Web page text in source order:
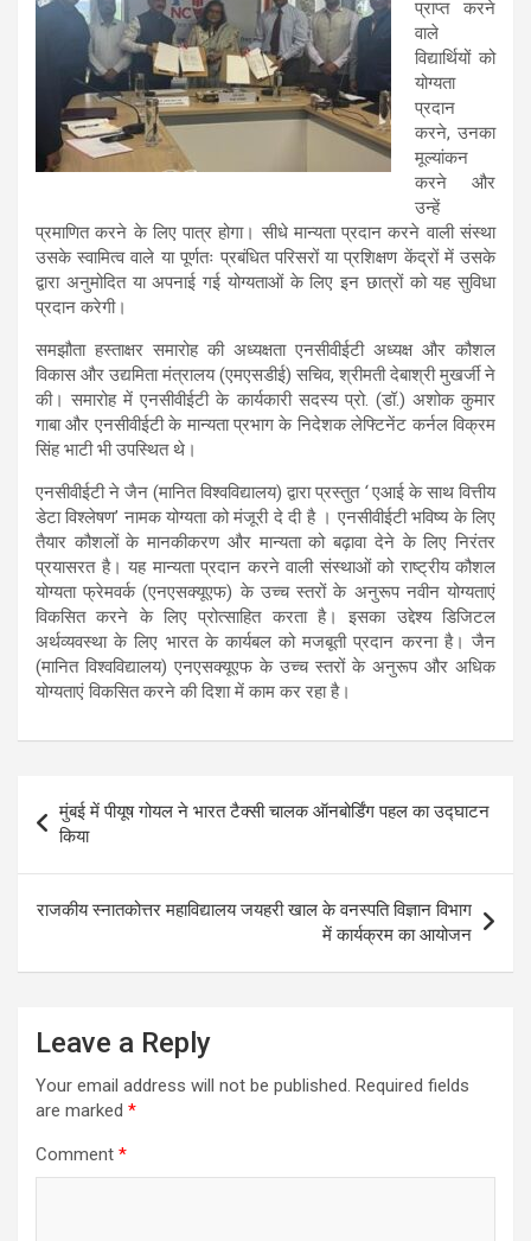
प्राप्‍त करने
वाले
विद्यार्थियों को
योग्यता
प्रदान
करने, उनका
मूल्यांकन
करने और
उन्हें
प्रमाणित करने के लिए पात्र होगा। सीधे मान्यता प्रदान करने वाली संस्था
उसके स्वामित्व वाले या पूर्णतः प्रबंधित परिसरों या प्रशिक्षण केंद्रों में उसके
द्वारा अनुमोदित या अपनाई गई योग्यताओं के लिए इन छात्रों को यह सुविधा
प्रदान करेगी।
समझौता हस्ताक्षर समारोह की अध्यक्षता एनसीवीईटी अध्यक्ष और कौशल
विकास और उद्यमिता मंत्रालय (एमएसडीई) सचिव, श्रीमती देबाश्री मुखर्जी ने
की। समारोह में एनसीवीईटी के कार्यकारी सदस्य प्रो. (डॉ.) अशोक कुमार
गाबा और एनसीवीईटी के मान्यता प्रभाग के निदेशक लेफ्टिनेंट कर्नल विक्रम
सिंह भाटी भी उपस्थित थे।
एनसीवीईटी ने जैन (मानित विश्वविद्यालय) द्वारा प्रस्तुत ‘एआई के साथ वित्तीय
डेटा विश्लेषण’ नामक योग्यता को मंजूरी दे दी है । एनसीवीईटी भविष्य के लिए
तैयार कौशलों के मानकीकरण और मान्यता को बढ़ावा देने के लिए निरंतर
प्रयासरत है। यह मान्‍यता प्रदान करने वाली संस्थाओं को राष्ट्रीय कौशल
योग्यता फ्रेमवर्क (एनएसक्यूएफ) के उच्च स्तरों के अनुरूप नवीन योग्यताएं
विकसित करने के लिए प्रोत्साहित करता है। इसका उद्देश्य डिजिटल
अर्थव्यवस्था के लिए भारत के कार्यबल को मजबूती प्रदान करना है। जैन
(मानित विश्वविद्यालय) एनएसक्यूएफ के उच्च स्तरों के अनुरूप और अधिक
योग्यताएं विकसित करने की दिशा में काम कर रहा है।
navigation
मुंबई में पीयूष गोयल ने भारत टैक्सी चालक ऑनबोर्डिंग पहल का उद्घाटन
किया
राजकीय स्नातकोत्तर महाविद्यालय जयहरी खाल के वनस्पति विज्ञान विभाग
में कार्यक्रम का आयोजन
Leave a Reply
Your email address will not be published. Required fields
are marked *
Comment *